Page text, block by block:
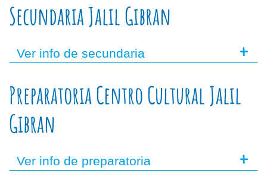
Secundaria Jalil Gibran
Ver info de secundaria +
Preparatoria Centro Cultural Jalil
Gibran
Ver info de preparatoria +